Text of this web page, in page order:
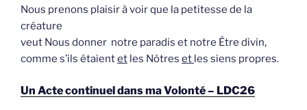
Nous prenons plaisir à voir que la petitesse de la
créature
veut Nous donner notre paradis et notre Être divin,
comme s’ils étaientet les Nôtres et les siens propres.
Un Acte continuel dans ma Volonté – LDC26